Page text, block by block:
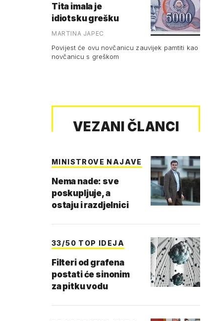
Tita imala je
idiotsku grešku
MARTINA JAPEC
Povijest će ovu novčanicu zauvijek pamtiti kao
novčanicu s greškom
VEZANI ČLANCI
MINISTROVE NAJAVE
Nema nade: sve
poskupljuje, a
ostaju i razdjelnici
33/50 TOP IDEJA
Filteri od grafena
postati će sinonim
za pitku vodu